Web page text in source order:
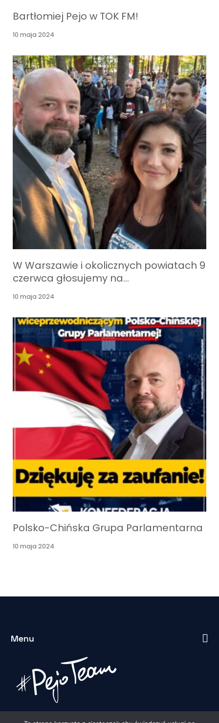
Bartłomiej Pejo w TOK FM!
10 maja 2024
W Warszawie i okolicznych powiatach 9
czerwca głosujemy na…
10 maja 2024
Polsko-Chińska Grupa Parlamentarna
10 maja 2024
Menu